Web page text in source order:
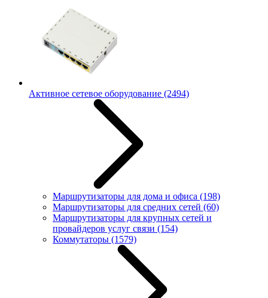
Активное сетевое оборудование (2494)
Маршрутизаторы для дома и офиса (198)
Маршрутизаторы для средних сетей (60)
Маршрутизаторы для крупных сетей и
провайдеров услуг связи (154)
Коммутаторы (1579)